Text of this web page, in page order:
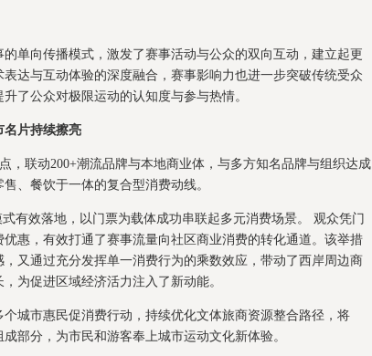
单向传播模式，激发了赛事活动与公众的双向互动，建立起更
达与互动体验的深度融合，赛事影响力也进一步突破传统受众
了公众对极限运动的认知度与参与热情。
名片持续擦亮
，联动200+潮流品牌与本地商业体，与多方知名品牌与组织达成
、餐饮于一体的复合型消费动线。
有效落地，以门票为载体成功串联起多元消费场景。 观众凭门
惠，有效打通了赛事流量向社区商业消费的转化通道。该举措
又通过充分发挥单一消费行为的乘数效应，带动了西岸周边商
为促进区域经济活力注入了新动能。
城市惠民促消费行动，持续优化文体旅商资源整合路径，将
部分，为市民和游客奉上城市运动文化新体验。